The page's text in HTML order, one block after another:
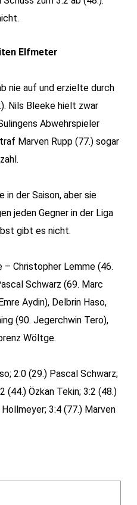
Elfmeter
nie auf und erzielte durch
Nils Bleeke hielt zwar
Abwehrspieler
Marven Rupp (77.) sogar
in der Saison, aber sie
jeden Gegner in der Liga
gibt es nicht.
Christopher Lemme (46.
Schwarz (69. Marc
Aydin), Delbrin Haso,
(90. Jegerchwin Tero),
Wöltge.
2:0 (29.) Pascal Schwarz;
(44.) Özkan Tekin; 3:2 (48.)
3:4 (77.) Marven